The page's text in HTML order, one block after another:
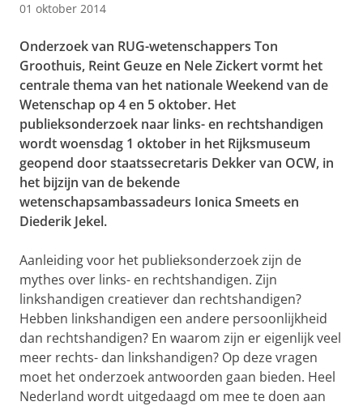
01 oktober 2014
Onderzoek van RUG-wetenschappers Ton
Groothuis, Reint Geuze en Nele Zickert vormt het
centrale thema van het nationale Weekend van de
Wetenschap op 4 en 5 oktober. Het
publieksonderzoek naar links- en rechtshandigen
wordt woensdag 1 oktober in het Rijksmuseum
geopend door staatssecretaris Dekker van OCW, in
het bijzijn van de bekende
wetenschapsambassadeurs Ionica Smeets en
Diederik Jekel.
Aanleiding voor het publieksonderzoek zijn de
mythes over links- en rechtshandigen. Zijn
linkshandigen creatiever dan rechtshandigen?
Hebben linkshandigen een andere persoonlijkheid
dan rechtshandigen? En waarom zijn er eigenlijk veel
meer rechts- dan linkshandigen? Op deze vragen
moet het onderzoek antwoorden gaan bieden. Heel
Nederland wordt uitgedaagd om mee te doen aan